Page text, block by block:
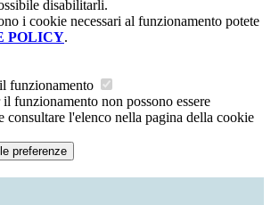
disabilitarli.
i cookie necessari al funzionamento potete
POLICY.
funzionamento
funzionamento non possono essere
consultare l'elenco nella pagina della cookie
preferenze